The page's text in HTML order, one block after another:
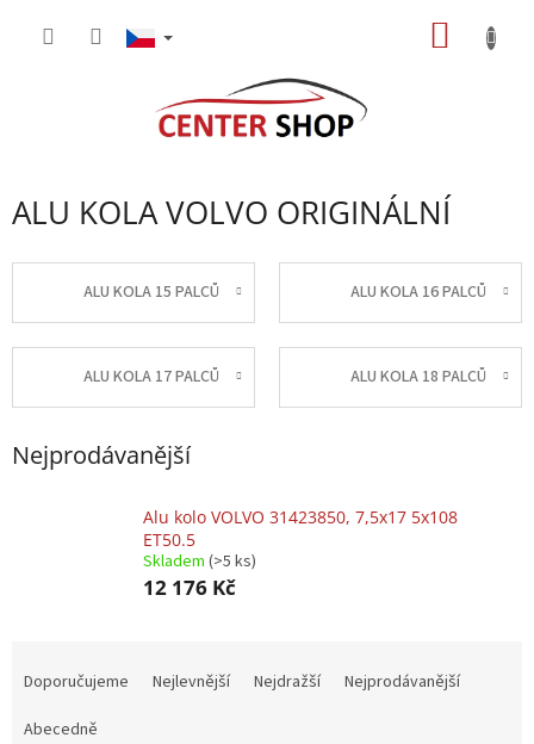
ALU KOLA VOLVO ORIGINÁLNÍ
ALU KOLA 15 PALCŮ ALU KOLA 16 PALCŮ
ALU KOLA 17 PALCŮ ALU KOLA 18 PALCŮ
Nejprodávanější
Alu kolo VOLVO 31423850, 7,5x17 5x108
ET50.5
Skladem (>5 ks)
12 176 Kč
Doporučujeme Nejlevnější Nejdražší
Nejprodávanější
Abecedně